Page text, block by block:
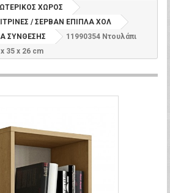
ΧΩΡΟΣ
/ ΣΕΡΒΑΝ ΕΠΙΠΛΑ ΧΟΛ
ΣΥΝΘΕΣΗΣ
11990354 Ντουλάπι
35 x 26 cm